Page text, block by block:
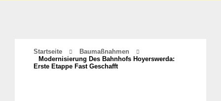
Startseite
Baumaßnahmen
Modernisierung Des Bahnhofs Hoyerswerda:
Erste Etappe Fast Geschafft